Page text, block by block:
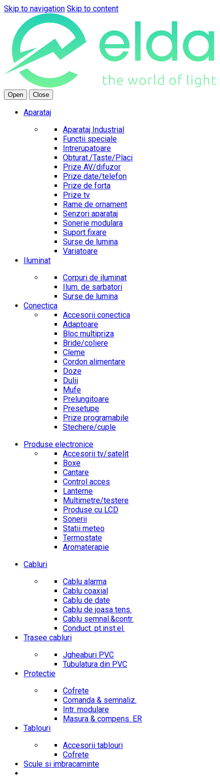
Skip to navigation Skip to content
Open Close
Aparataj
Aparataj Industrial
Functii speciale
Intrerupatoare
Obturat./Taste/Placi
Prize AV/difuzor
Prize date/telefon
Prize de forta
Prize tv
Rame de ornament
Senzori aparataj
Sonerie modulara
Suport fixare
Surse de lumina
Variatoare
Iluminat
Corpuri de iluminat
Ilum. de sarbatori
Surse de lumina
Conectica
Accesorii conectica
Adaptoare
Bloc multipriza
Bride/coliere
Cleme
Cordon alimentare
Doze
Dulii
Mufe
Prelungitoare
Presetupe
Prize programabile
Stechere/cuple
Produse electronice
Accesorii tv/satelit
Boxe
Cantare
Control acces
Lanterne
Multimetre/testere
Produse cu LCD
Sonerii
Statii meteo
Termostate
Aromaterapie
Cabluri
Cablu alarma
Cablu coaxial
Cablu de date
Cablu de joasa tens.
Cablu semnal.&contr.
Conduct. pt.inst.el.
Trasee cabluri
Jgheaburi PVC
Tubulatura din PVC
Protectie
Cofrete
Comanda & semnaliz.
Intr. modulare
Masura & compens. ER
Tablouri
Accesorii tablouri
Cofrete
Scule si imbracaminte